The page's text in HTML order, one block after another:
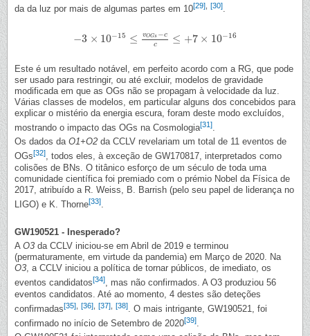
da da luz por mais de algumas partes em 10[29] [30].
−3 × 10−15 ≤ vOGs −c
c
≤ +7 × 10−16
−3× 10 −15≤vOG s−cc≤+ 7×10−16
Este é um resultado notável, em perfeito acordo com a RG, que pode
ser usado para restringir, ou até excluir, modelos de gravidade
modificada em que as OGs não se propagam à velocidade da luz.
Várias classes de modelos, em particular alguns dos concebidos para
explicar o mistério da energia escura, foram deste modo excluídos,
mostrando o impacto das OGs na Cosmologia[31].
Os dados da O1+O2 da CCLV revelariam um total de 11 eventos de
OGs[32], todos eles, à exceção de GW170817, interpretados como
colisões de BNs. O titânico esforço de um século de toda uma
comunidade científica foi premiado com o prémio Nobel da Física de
2017, atribuído a R. Weiss, B. Barrish (pelo seu papel de liderança no
LIGO) e K. Thorne[33].
GW190521 - Inesperado?
A O3 da CCLV iniciou-se em Abril de 2019 e terminou
(permaturamente, em virtude da pandemia) em Março de 2020. Na
O3, a CCLV iniciou a política de tornar públicos, de imediato, os
eventos candidatos[34], mas não confirmados. A O3 produziou 56
eventos candidatos. Até ao momento, 4 destes são deteções
confirmadas[35] [36] [37] [38]
. O mais intrigante, GW190521, foi
confirmado no início de Setembro de 2020[39].